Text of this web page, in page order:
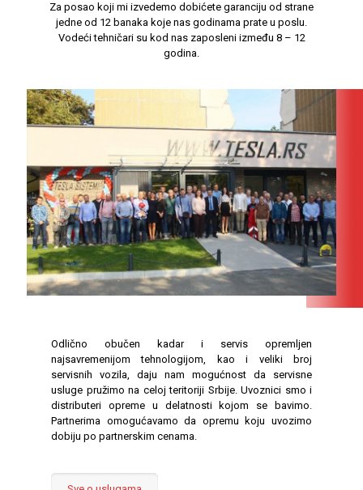
Za posao koji mi izvedemo dobićete garanciju od strane
jedne od 12 banaka koje nas godinama prate u poslu.
Vodeći tehničari su kod nas zaposleni između 8 – 12
godina.
Odlično obučen kadar i servis opremljen
najsavremenijom tehnologijom, kao i veliki broj
servisnih vozila, daju nam mogućnost da servisne
usluge pružimo na celoj teritoriji Srbije. Uvoznici smo i
distributeri opreme u delatnosti kojom se bavimo.
Partnerima omogućavamo da opremu koju uvozimo
dobiju po partnerskim cenama.